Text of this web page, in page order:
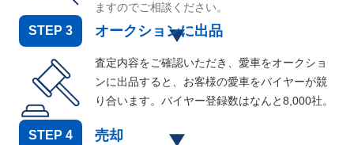
ますのでご相談ください。
STEP 3 オークションに出品
査定内容をご確認いただき、愛車をオークショ
ンに出品すると、お客様の愛車をバイヤーが競
り合います。バイヤー登録数はなんと8,000社。
STEP 4 売却